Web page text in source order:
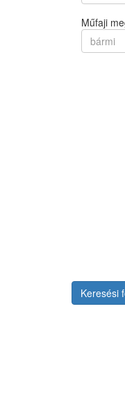
Műfaji
bármi
Keresési